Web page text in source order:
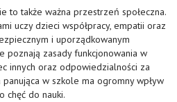
to także ważna przestrzeń społeczna.
uczy dzieci współpracy, empatii oraz
i uporządkowanym
poznają zasady funkcjonowania w
innych oraz odpowiedzialności za
w szkole ma ogromny wpływ
chęć do nauki.